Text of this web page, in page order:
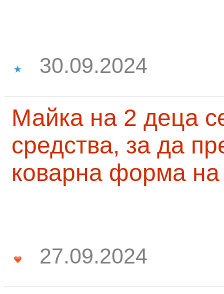
30.09.2024
Майка на 2 деца
средства, за да
коварна форма на
27.09.2024